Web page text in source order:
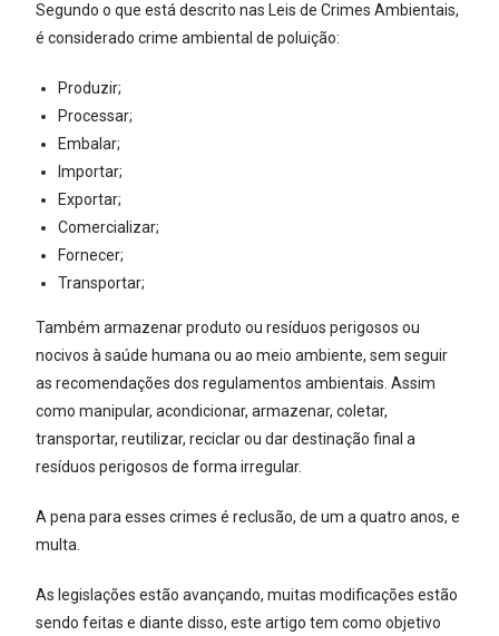
Segundo o que está descrito nas Leis de Crimes Ambientais,
é considerado crime ambiental de poluição:
Produzir;
Processar;
Embalar;
Importar;
Exportar;
Comercializar;
Fornecer;
Transportar;
Também armazenar produto ou resíduos perigosos ou
nocivos à saúde humana ou ao meio ambiente, sem seguir
as recomendações dos regulamentos ambientais. Assim
como manipular, acondicionar, armazenar, coletar,
transportar, reutilizar, reciclar ou dar destinação final a
resíduos perigosos de forma irregular.
A pena para esses crimes é reclusão, de um a quatro anos, e
multa.
As legislações estão avançando, muitas modificações estão
sendo feitas e diante disso, este artigo tem como objetivo